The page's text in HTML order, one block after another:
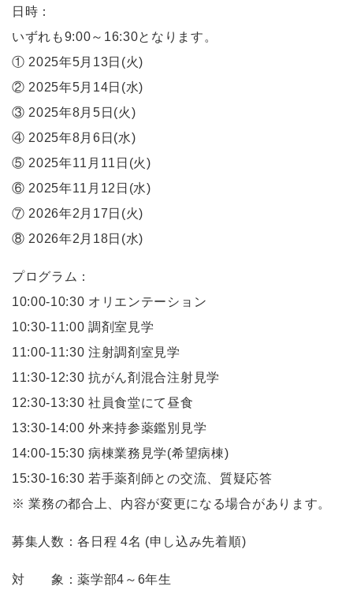
日時：
いずれも9:00～16:30となります。
① 2025年5月13日(火)
② 2025年5月14日(水)
③ 2025年8月5日(火)
④ 2025年8月6日(水)
⑤ 2025年11月11日(火)
⑥ 2025年11月12日(水)
⑦ 2026年2月17日(火)
⑧ 2026年2月18日(水)
プログラム：
10:00-10:30 オリエンテーション
10:30-11:00 調剤室見学
11:00-11:30 注射調剤室見学
11:30-12:30 抗がん剤混合注射見学
12:30-13:30 社員食堂にて昼食
13:30-14:00 外来持参薬鑑別見学
14:00-15:30 病棟業務見学(希望病棟)
15:30-16:30 若手薬剤師との交流、質疑応答
※ 業務の都合上、内容が変更になる場合があります。
募集人数：各日程 4名 (申し込み先着順)
対 象：薬学部4～6年生